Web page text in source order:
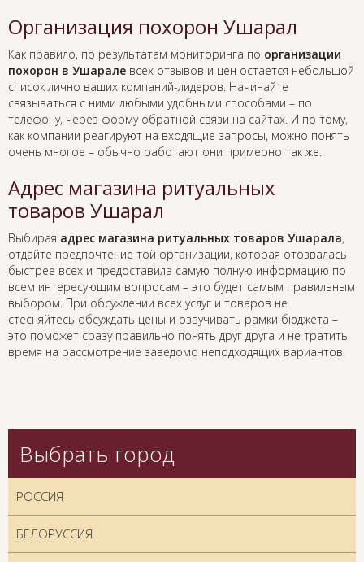
Организация похорон Ушарал
Как правило, по результатам мониторинга по организации
похорон в Ушарале всех отзывов и цен остается небольшой
список лично ваших компаний-лидеров. Начинайте
связываться с ними любыми удобными способами – по
телефону, через форму обратной связи на сайтах. И по тому,
как компании реагируют на входящие запросы, можно понять
очень многое – обычно работают они примерно так же.
Адрес магазина ритуальных
товаров Ушарал
Выбирая адрес магазина ритуальных товаров Ушарала,
отдайте предпочтение той организации, которая отозвалась
быстрее всех и предоставила самую полную информацию по
всем интересующим вопросам – это будет самым правильным
выбором. При обсуждении всех услуг и товаров не
стесняйтесь обсуждать цены и озвучивать рамки бюджета –
это поможет сразу правильно понять друг друга и не тратить
время на рассмотрение заведомо неподходящих вариантов.
Выбрать город
РОССИЯ
БЕЛОРУССИЯ